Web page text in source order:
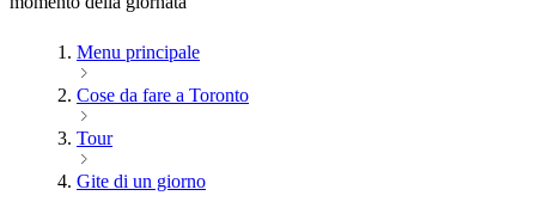
Menu principale
Cose da fare a Toronto
Tour
Gite di un giorno